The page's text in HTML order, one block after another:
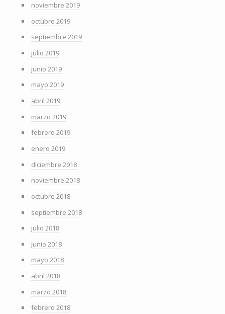
noviembre 2019
octubre 2019
septiembre 2019
julio 2019
junio 2019
mayo 2019
abril 2019
marzo 2019
febrero 2019
enero 2019
diciembre 2018
noviembre 2018
octubre 2018
septiembre 2018
julio 2018
junio 2018
mayo 2018
abril 2018
marzo 2018
febrero 2018